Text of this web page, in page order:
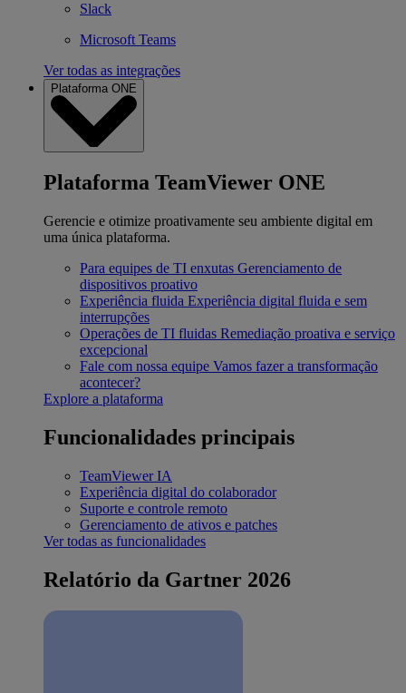
Slack
Microsoft Teams
Ver todas as integrações
Plataforma ONE
Plataforma TeamViewer ONE
Gerencie e otimize proativamente seu ambiente digital em
uma única plataforma.
Para equipes de TI enxutas Gerenciamento de
dispositivos proativo
Experiência fluida Experiência digital fluida e sem
interrupções
Operações de TI fluidas Remediação proativa e serviço
excepcional
Fale com nossa equipe Vamos fazer a transformação
acontecer?
Explore a plataforma
Funcionalidades principais
TeamViewer IA
Experiência digital do colaborador
Suporte e controle remoto
Gerenciamento de ativos e patches
Ver todas as funcionalidades
Relatório da Gartner 2026